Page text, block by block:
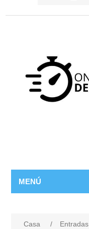
MENÚ
Casa / Entradas